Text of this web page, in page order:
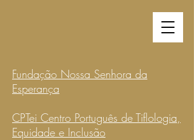
Fundação Nossa Senhora da
Esperança
CPTei Centro Português de Tiflologia,
Equidade e Inclusão